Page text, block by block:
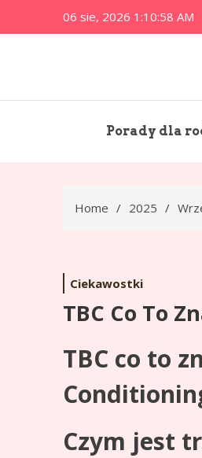
to
06 sie, 2026 1:10:59 AM
Porady dla
Home 2025
Ciekawostki
TBC Co To
TBC co to
Czym jest